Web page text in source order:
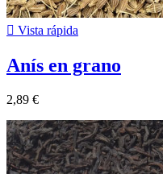
 Vista rápida
Anís en grano
2,89 €